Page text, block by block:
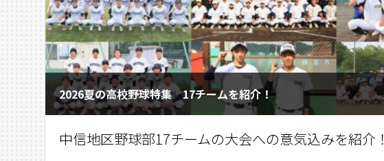
2026夏の高校野球特集 17チームを紹介！
中信地区野球部17チームの大会への意気込みを紹介！